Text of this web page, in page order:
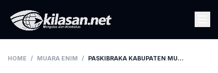
HOME / MUARA ENIM / PASKIBRAKA KABUPATEN MUARA ENIM TAHUN 2022 DI KUKUHKAN PJ.BUPATI